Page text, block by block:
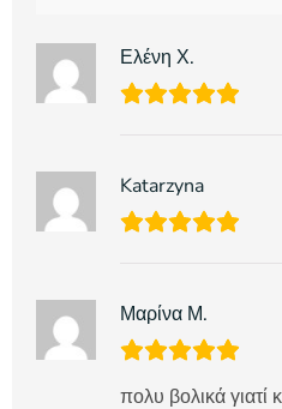
Ελένη Χ.
Katarzyna
Μαρίνα Μ.
πολυ βολικά γιατί